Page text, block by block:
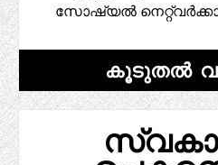
സോഷ്യൽ
കൂടുതൽ